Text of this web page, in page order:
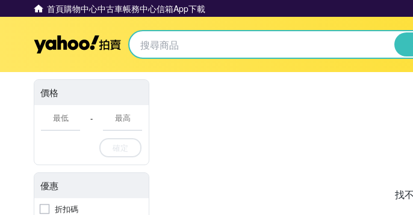
首頁購物中心中古車帳務中心信箱App下載
Yahoo拍賣
價格
-
確定
優惠
折扣碼
找